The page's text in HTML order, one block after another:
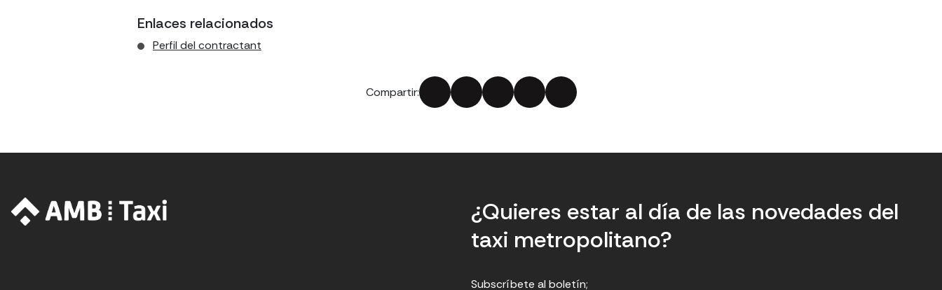
Enlaces relacionados
Perfil del contractant
Compartir:
¿Quieres estar al día de las novedades del
taxi metropolitano?
Subscríbete al boletín;